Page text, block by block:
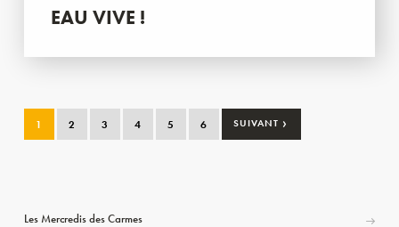
EAU VIVE !
1 2 3 4 5 6 SUIVANT ›
Les Mercredis des Carmes